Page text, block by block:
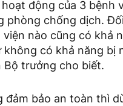
động của 3 bệnh
phòng chống dịch.
nào cũng có khả
có khả năng bị
Bộ trưởng cho biết.
đảm bảo an toàn thì